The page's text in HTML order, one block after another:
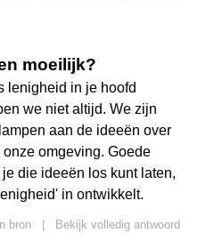
moeilijk?
lenigheid in je hoofd
we niet altijd. We zijn
aan de ideeën over
omgeving. Goede
die ideeën los kunt laten,
in ontwikkelt.
bron
Bekijk volledig antwoord